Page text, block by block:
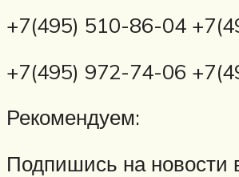
+7(495) 510-86-04
+7(495) 972-74-06
Рекомендуем:
Подпишись на новости